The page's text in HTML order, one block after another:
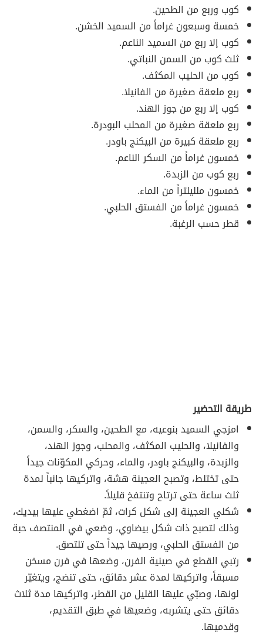
كوب وربع من الطحين.
خمسة وسبعون غراماً من السميد الخشن.
كوب إلا ربع من السميد الناعم.
ثلث كوب من السمن النباتي.
كوب من الحليب المكثف.
ربع ملعقة صغيرة من الفانيلا.
كوب إلا ربع من جوز الهند.
ربع ملعقة صغيرة من المحلب البودرة.
ربع ملعقة كبيرة من البيكنج باودر.
خمسون غراماً من السكر الناعم.
ربع كوب من الزبدة.
خمسون ملليلتراً من الماء.
خمسون غراماً من الفستق الحلبي.
قطر حسب الرغبة.
طريقة التحضير
امزجي السميد بنوعيه، مع الطحين، والسكر، والسمن،
والفانيلا، والحليب المكثف، والمحلب، وجوز الهند،
والزبدة، والبيكنج باودر، والماء، وحركي المكوّنات جيداً
حتى تختلط، وتصبح العجينة هشة، واتركيها جانباً لمدة
ثلث ساعة حتى ترتاح وتنتفخ قليلاً.
شكلي العجينة إلى شكل كرات، ثمّ اضغطي عليها بيديك،
وذلك لتصبح ذات شكل بيضاوي، وضعي في المنتصف حبة
من الفستق الحلبي، ورصيها جيداً حتى تلتصق.
رتبي القطع في صينية الفرن، وضعها في فرن مسخن
مسبقاً، واتركيها لمدة عشر دقائق، حتى تنضج، ويتغيّر
لونها، وصبّي عليها القليل من القطر، واتركيها مدة ثلاث
دقائق حتى يتشربه، وضعيها في طبق التقديم،
وقدميها.